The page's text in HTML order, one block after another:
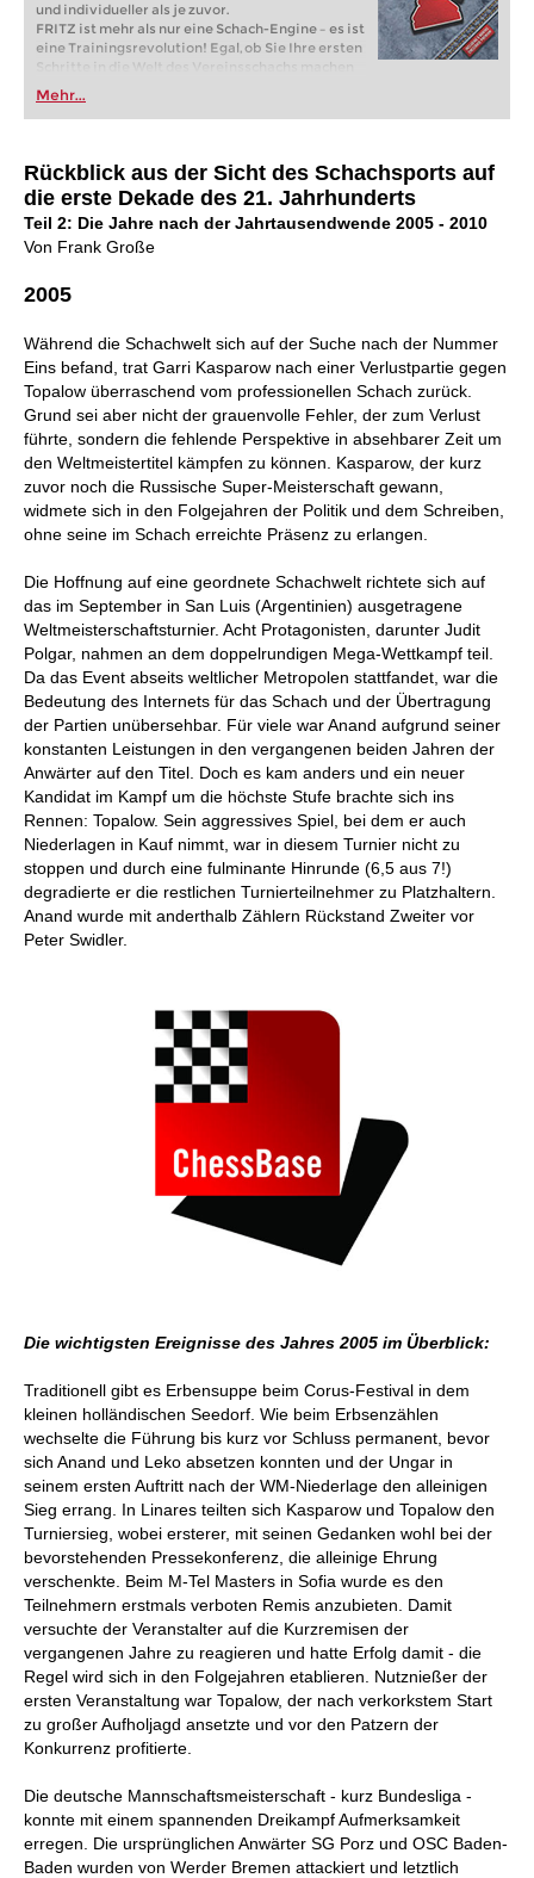
und individueller als je zuvor.
FRITZ ist mehr als nur eine Schach-Engine – es ist
eine Trainingsrevolution! Egal, ob Sie Ihre ersten
Schritte in die Welt des Vereinsschachs machen
oder bereits auf Turnierniveau spielen: Mit
FRITZ trainieren Sie effizienter, intelligenter und
individueller als je zuvor.
Mehr...
Rückblick aus der Sicht des Schachsports auf
die erste Dekade des 21. Jahrhunderts
Teil 2: Die Jahre nach der Jahrtausendwende 2005 - 2010
Von Frank Große
2005
Während die Schachwelt sich auf der Suche nach der Nummer
Eins befand, trat Garri Kasparow nach einer Verlustpartie gegen
Topalow überraschend vom professionellen Schach zurück.
Grund sei aber nicht der grauenvolle Fehler, der zum Verlust
führte, sondern die fehlende Perspektive in absehbarer Zeit um
den Weltmeistertitel kämpfen zu können. Kasparow, der kurz
zuvor noch die Russische Super-Meisterschaft gewann,
widmete sich in den Folgejahren der Politik und dem Schreiben,
ohne seine im Schach erreichte Präsenz zu erlangen.
Die Hoffnung auf eine geordnete Schachwelt richtete sich auf
das im September in San Luis (Argentinien) ausgetragene
Weltmeisterschaftsturnier. Acht Protagonisten, darunter Judit
Polgar, nahmen an dem doppelrundigen Mega-Wettkampf teil.
Da das Event abseits weltlicher Metropolen stattfandet, war die
Bedeutung des Internets für das Schach und der Übertragung
der Partien unübersehbar. Für viele war Anand aufgrund seiner
konstanten Leistungen in den vergangenen beiden Jahren der
Anwärter auf den Titel. Doch es kam anders und ein neuer
Kandidat im Kampf um die höchste Stufe brachte sich ins
Rennen: Topalow. Sein aggressives Spiel, bei dem er auch
Niederlagen in Kauf nimmt, war in diesem Turnier nicht zu
stoppen und durch eine fulminante Hinrunde (6,5 aus 7!)
degradierte er die restlichen Turnierteilnehmer zu Platzhaltern.
Anand wurde mit anderthalb Zählern Rückstand Zweiter vor
Peter Swidler.
Die wichtigsten Ereignisse des Jahres 2005 im Überblick:
Traditionell gibt es Erbensuppe beim Corus-Festival in dem
kleinen holländischen Seedorf. Wie beim Erbsenzählen
wechselte die Führung bis kurz vor Schluss permanent, bevor
sich Anand und Leko absetzen konnten und der Ungar in
seinem ersten Auftritt nach der WM-Niederlage den alleinigen
Sieg errang. In Linares teilten sich Kasparow und Topalow den
Turniersieg, wobei ersterer, mit seinen Gedanken wohl bei der
bevorstehenden Pressekonferenz, die alleinige Ehrung
verschenkte. Beim M-Tel Masters in Sofia wurde es den
Teilnehmern erstmals verboten Remis anzubieten. Damit
versuchte der Veranstalter auf die Kurzremisen der
vergangenen Jahre zu reagieren und hatte Erfolg damit - die
Regel wird sich in den Folgejahren etablieren. Nutznießer der
ersten Veranstaltung war Topalow, der nach verkorkstem Start
zu großer Aufholjagd ansetzte und vor den Patzern der
Konkurrenz profitierte.
Die deutsche Mannschaftsmeisterschaft - kurz Bundesliga -
konnte mit einem spannenden Dreikampf Aufmerksamkeit
erregen. Die ursprünglichen Anwärter SG Porz und OSC Baden-
Baden wurden von Werder Bremen attackiert und letztlich